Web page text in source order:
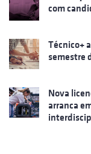
com
Técnico+
semestre
Nova
arranca